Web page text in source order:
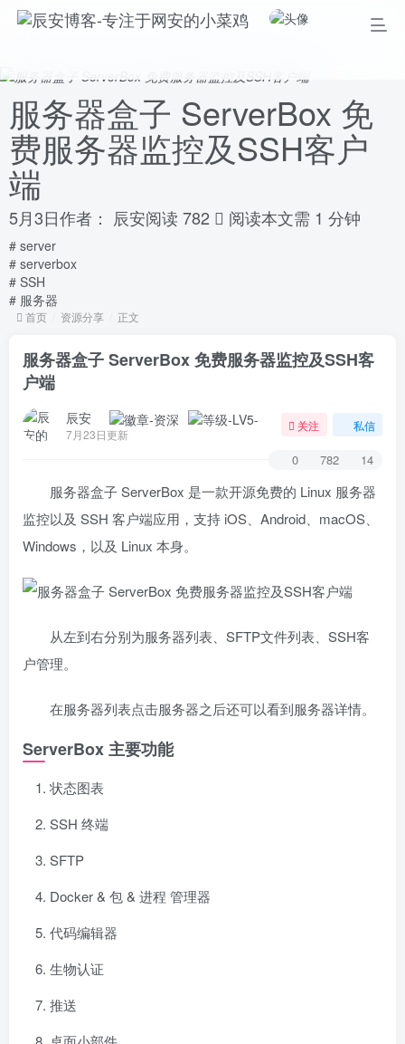
服务器盒子 ServerBox 免
费服务器监控及SSH客户
端
5月3日作者： 辰安阅读 782 阅读本文需 1 分钟
# server
# serverbox
# SSH
# 服务器
首页 资源分享 正文
服务器盒子 ServerBox 免费服务器监控及SSH客
户端
辰安
7月23日更新
关注 私信
0 782 14
服务器盒子 ServerBox 是一款开源免费的 Linux 服务器
监控以及 SSH 客户端应用，支持 iOS、Android、macOS、
Windows，以及 Linux 本身。
从左到右分别为服务器列表、SFTP文件列表、SSH客
户管理。
在服务器列表点击服务器之后还可以看到服务器详情。
ServerBox 主要功能
状态图表
SSH 终端
SFTP
Docker & 包 & 进程 管理器
代码编辑器
生物认证
推送